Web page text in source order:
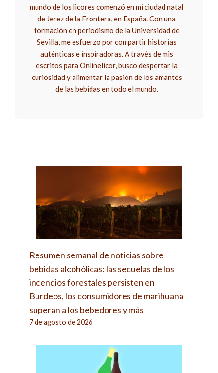
mundo de los licores comenzó en mi ciudad natal
de Jerez de la Frontera, en España. Con una
formación en periodismo de la Universidad de
Sevilla, me esfuerzo por compartir historias
auténticas e inspiradoras. A través de mis
escritos para Onlinelicor, busco despertar la
curiosidad y alimentar la pasión de los amantes
de las bebidas en todo el mundo.
Resumen semanal de noticias sobre
bebidas alcohólicas: las secuelas de los
incendios forestales persisten en
Burdeos, los consumidores de marihuana
superan a los bebedores y más
7 de agosto de 2026